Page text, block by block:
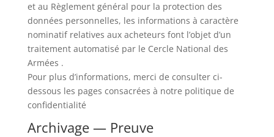
et au Règlement général pour la protection des
données personnelles, les informations à caractère
nominatif relatives aux acheteurs font l’objet d’un
traitement automatisé par le Cercle National des
Armées .
Pour plus d’informations, merci de consulter ci-
dessous les pages consacrées à notre politique de
confidentialité
Archivage — Preuve